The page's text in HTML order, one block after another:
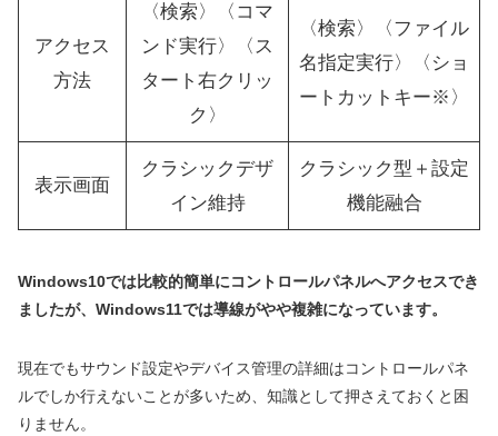
アクセス
方法
〈検索〉〈コマ
ンド実行〉〈ス
タート右クリッ
ク〉
〈検索〉〈ファイル
名指定実行〉〈ショ
ートカットキー※〉
表示画面
クラシックデザ
イン維持
クラシック型＋設定
機能融合
Windows10では比較的簡単にコントロールパネルへアクセスでき
ましたが、Windows11では導線がやや複雑になっています。
現在でもサウンド設定やデバイス管理の詳細はコントロールパネ
ルでしか行えないことが多いため、知識として押さえておくと困
りません。